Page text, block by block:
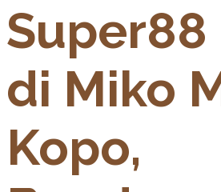
di Miko
Kopo,